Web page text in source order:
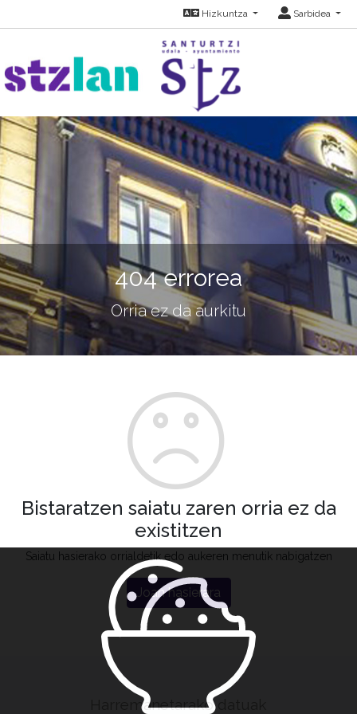
Hizkuntza Sarbidea
404 errorea
Orria ez da aurkitu
Bistaratzen saiatu zaren orria ez da
existitzen
Saiatu hasierako orrialdetik edo aukeren menutik nabigatzen
Joan hasierara
Harremanetarako datuak